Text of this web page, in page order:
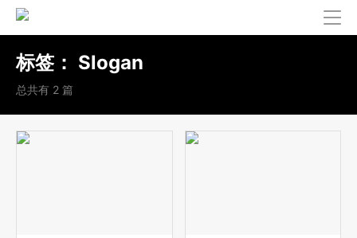
标签： Slogan
总共有 2 篇